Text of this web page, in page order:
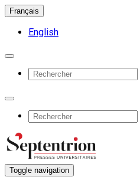
Français
English
Toggle navigation